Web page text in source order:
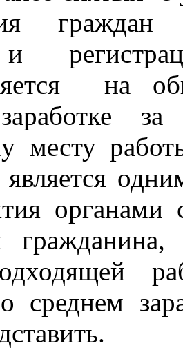
граждан
на
месту
является
гражданина,
среднем